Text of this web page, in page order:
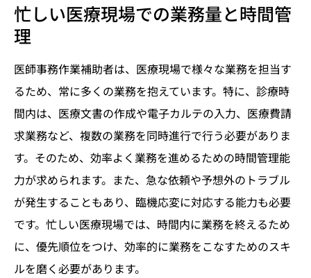
忙しい医療現場での業務量と時間管
理
医師事務作業補助者は、医療現場で様々な業務を担当す
るため、常に多くの業務を抱えています。特に、診療時
間内は、医療文書の作成や電子カルテの入力、医療費請
求業務など、複数の業務を同時進行で行う必要がありま
す。そのため、効率よく業務を進めるための時間管理能
力が求められます。また、急な依頼や予想外のトラブル
が発生することもあり、臨機応変に対応する能力も必要
です。忙しい医療現場では、時間内に業務を終えるため
に、優先順位をつけ、効率的に業務をこなすためのスキ
ルを磨く必要があります。